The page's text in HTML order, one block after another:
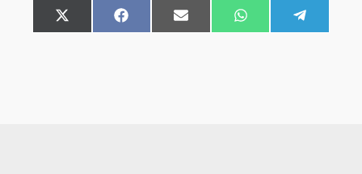
Share
on
X
(Twitter)
Share
on
FacebookShare
on
Email Share
on
WhatsApp
on